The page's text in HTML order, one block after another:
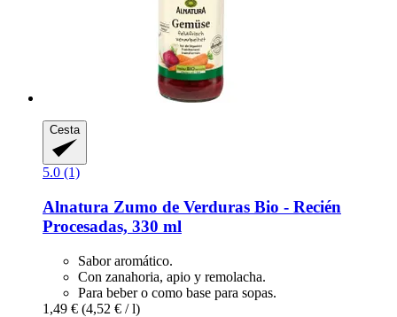
Cesta
5.0 (1)
Alnatura Zumo de Verduras Bio -​ Recién
Procesadas, 330 ml
Sabor aromático.
Con zanahoria, apio y remolacha.
Para beber o como base para sopas.
1,49 € (4,52 € / l)